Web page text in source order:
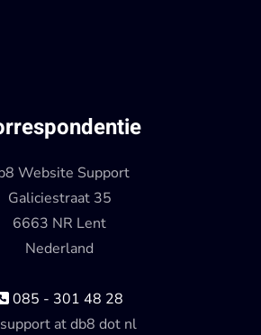
Website Support
Galiciestraat 35
6663 NR Lent
Nederland
085 - 301 48 28
support at db8 dot nl